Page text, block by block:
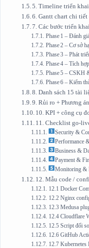
5. Timeline triển
6. Gantt chart chi
7. Các bước triển
Phase 1 – Đánh
Phase 2 – Cơ sở
Phase 3 – Phát
Phase 4 – Tích
Phase 5 – CSKH
Phase 6 – Kiểm
8. Danh sách 15 tài
9. Rủi ro + Phương
10. KPI + công cụ
11. Checklist
Security &
Performance
Business &
Payment &
Monitoring &
12. Mẫu code /
12.1 Docker
12.2 Nginx
12.3 Medusa
12.4 Cloudflare
12.5 Script đối
12.6 GitHub
12.7 Kubernetes